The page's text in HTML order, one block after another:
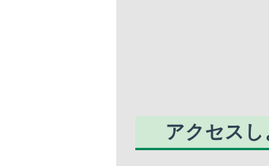
アクセス